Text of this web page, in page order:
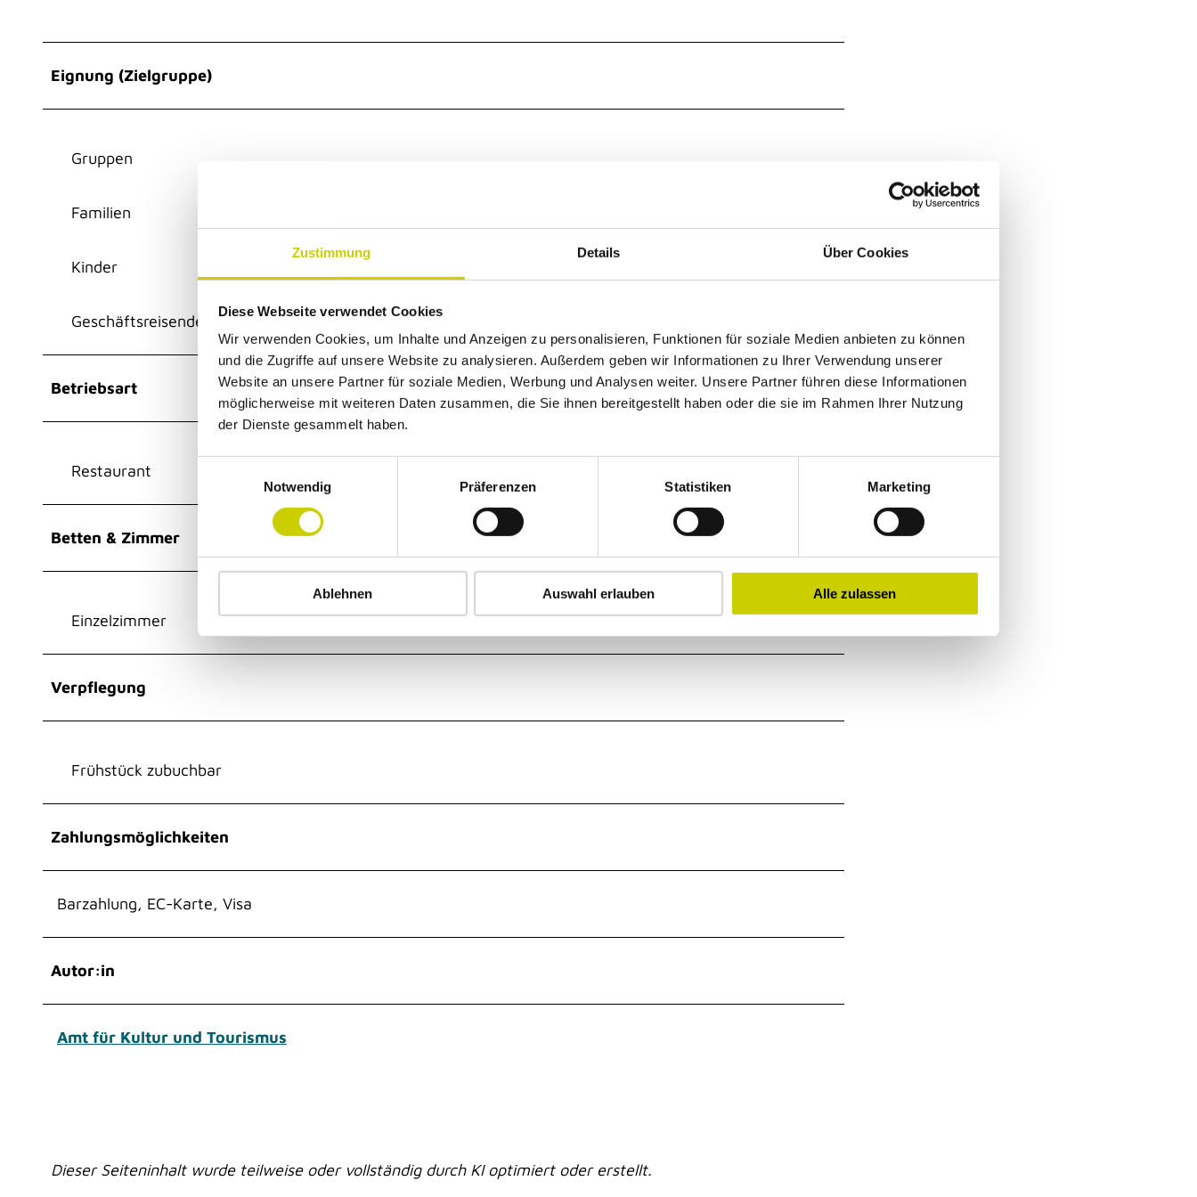
Zustimmung Details Über Cookies
Diese Webseite verwendet Cookies
Wir verwenden Cookies, um Inhalte und Anzeigen zu personalisieren, Funktionen für soziale Medien anbieten zu können
und die Zugriffe auf unsere Website zu analysieren. Außerdem geben wir Informationen zu Ihrer Verwendung unserer
Website an unsere Partner für soziale Medien, Werbung und Analysen weiter. Unsere Partner führen diese Informationen
möglicherweise mit weiteren Daten zusammen, die Sie ihnen bereitgestellt haben oder die sie im Rahmen Ihrer Nutzung
der Dienste gesammelt haben.
n
l
g
u
s
u
w
a
l
Notwendig Präferenzen Statistiken Marketing
Ablehnen Auswahl erlauben Alle zulassen
Eignung (Zielgruppe)
Gruppen
Familien
Kinder
Geschäftsreisende
Betriebsart
Restaurant
Betten & Zimmer
Einzelzimmer
Verpflegung
Frühstück zubuchbar
Zahlungsmöglichkeiten
Barzahlung, EC-Karte, Visa
Autor:in
Amt für Kultur und Tourismus
Dieser Seiteninhalt wurde teilweise oder vollständig durch KI optimiert oder erstellt.